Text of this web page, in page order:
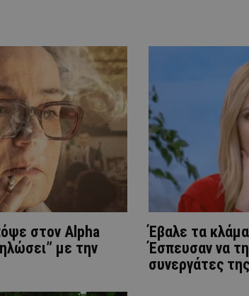
στον Alpha
με την
Έβαλε τα
Έσπευσαν να
συνεργάτες της